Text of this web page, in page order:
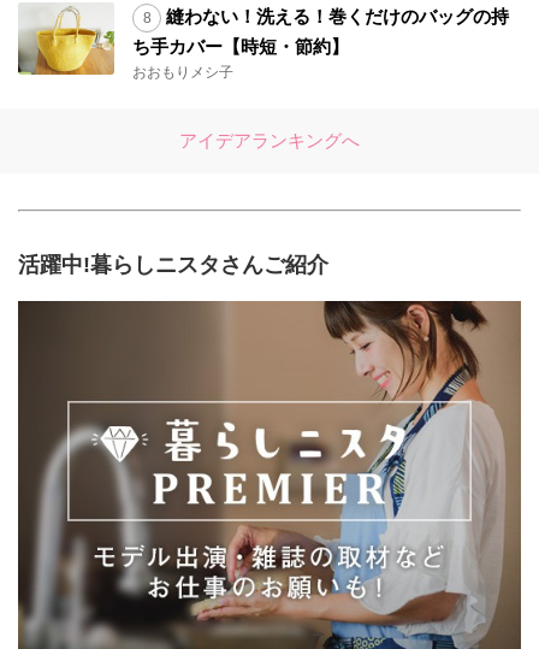
縫わない！洗える！巻くだけのバッグの持
ち手カバー【時短・節約】
おおもりメシ子
アイデアランキングへ
活躍中!暮らしニスタさんご紹介